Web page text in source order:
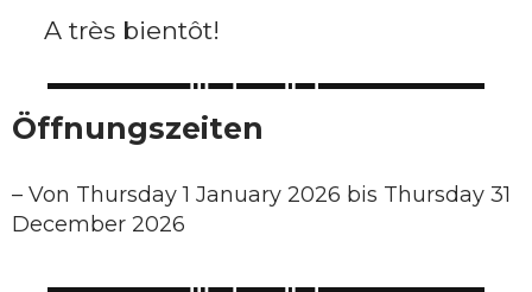
A très bientôt!
Öffnungszeiten
– Von Thursday 1 January 2026 bis Thursday 31
December 2026